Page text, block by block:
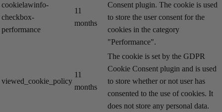
cookielawinfo-
checkbox-
performance
11
months
Consent plugin. The cookie is used
to store the user consent for the
cookies in the category
"Performance".
viewed_cookie_policy
11
months
The cookie is set by the GDPR
Cookie Consent plugin and is used
to store whether or not user has
consented to the use of cookies. It
does not store any personal data.